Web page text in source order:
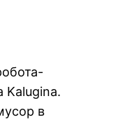
Kalugina.
в